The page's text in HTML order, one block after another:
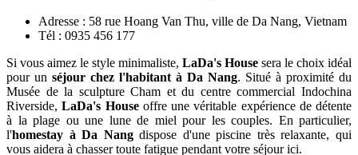
Adresse : 58 rue Hoang Van Thu, ville de Da Nang, Vietnam
Tél : 0935 456 177
Si vous aimez le style minimaliste, LaDa's House sera le choix idéal
pour un séjour chez l'habitant à Da Nang. Situé à proximité du
Musée de la sculpture Cham et du centre commercial Indochina
Riverside,LaDa's Houseoffre une véritable expérience de détente
à la plage ou une lune de miel pour les couples. En particulier,
l'homestay à Da Nangdispose d'une piscine très relaxante, qui
vous aidera à chasser toute fatigue pendant votre séjour ici.